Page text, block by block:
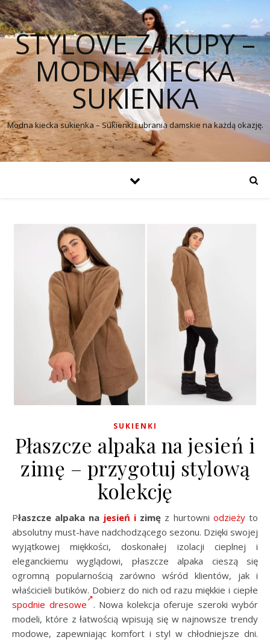
STYLOVE ZAKUPY –
MODNA KIECKA
SUKIENKA
Modna kiecka sukienka – Sukienki i ubrania damskie na każdą okazję.
SUKIENKI
Płaszcze alpaka na jesień i
zimę – przygotuj stylową
kolekcję
Płaszcze alpaka na jesień izimę z hurtowni odzieżyto
absolutny must-have nadchodzącego sezonu. Dzięki swojej
wyjątkowej miękkości, doskonałej izolacji cieplnej i
eleganckiemu wyglądowi, płaszcze alpaka cieszą się
ogromną popularnością zarówno wśród klientów, jak i
właścicieli butików. Dobierz do nich od razu miękkie i ciepłe
spodnie dresowe . Nowa kolekcja oferuje szeroki wybór
modeli, które z łatwością wpisują się w najnowsze trendy
modowe, zapewniając komfort i styl w chłodniejsze dni.